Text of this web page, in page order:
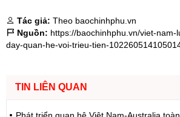
Tác giả: Theo baochinhphu.vn
Nguồn: https://baochinhphu.vn/viet-
day-quan-he-voi-trieu-tien-
TIN LIÊN QUAN